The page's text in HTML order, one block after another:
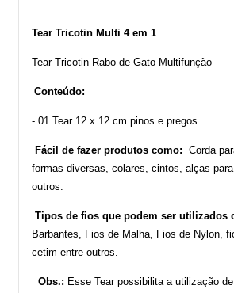
Tear Tricotin Multi 4 em 1
Tear Tricotin Rabo de Gato Multifunção
Conteúdo:
- 01 Tear 12 x 12 cm pinos e pregos
Fácil de fazer produtos como: Corda
formas diversas, colares, cintos, alças
outros.
Tipos de fios que podem ser utilizados
Barbantes, Fios de Malha, Fios de Nylon,
cetim entre outros.
Obs.: Esse Tear possibilita a utilização